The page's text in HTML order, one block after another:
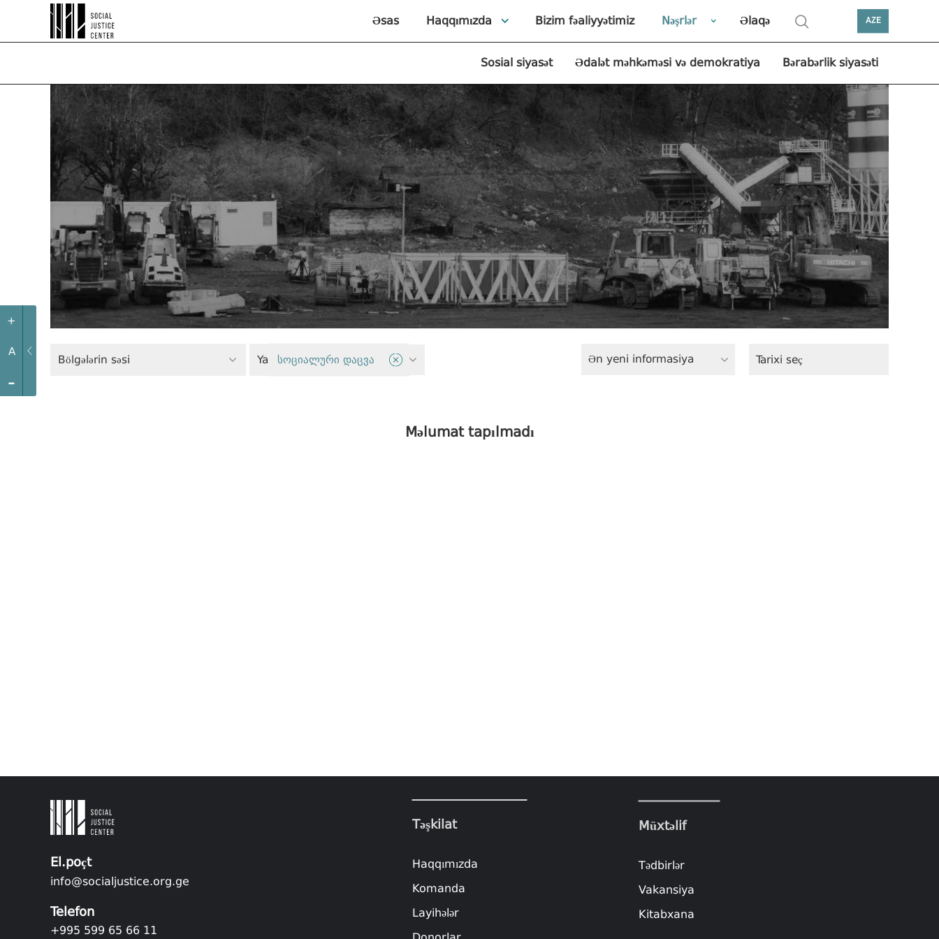
+
A
-
Əsas Haqqımızda Bizim fəaliyyətimiz Nəşrlər Əlaqə AZE
Sosial siyasət Ədalət məhkəməsi və demokratiya Bərabərlik siyasəti
Bölgələrin səsi Yaşıl siyasət
სოციალური დაცვა Ən yeni informasiya
Məlumat tapılmadı
El.poçt
info@socialjustice.org.ge
Telefon
+995 599 65 66 11
Təşkilat
Haqqımızda
Komanda
Layihələr
Müxtəlif
Tədbirlər
Vakansiya
Kitabxana